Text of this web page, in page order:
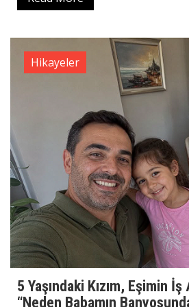
Hikayeler
5 Yaşındaki Kızım, Eşimin İş
“Neden Babamın